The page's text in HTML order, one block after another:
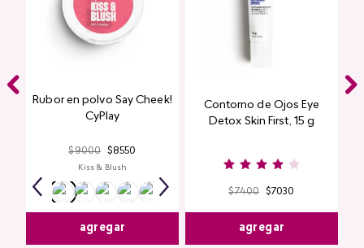
Rubor en polvo Say Cheek!
CyPlay
$9000 $8550
Kiss & Blush
agregar
Contorno de Ojos Eye
Detox Skin First, 15 g
$7400 $7030
agregar